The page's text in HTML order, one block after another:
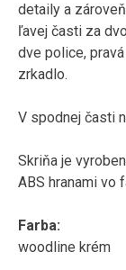
detaily a
ľavej časti za
dve police,
zrkadlo.
V spodnej časti
Skriňa je
ABS hranami vo
Farba:
woodline krém